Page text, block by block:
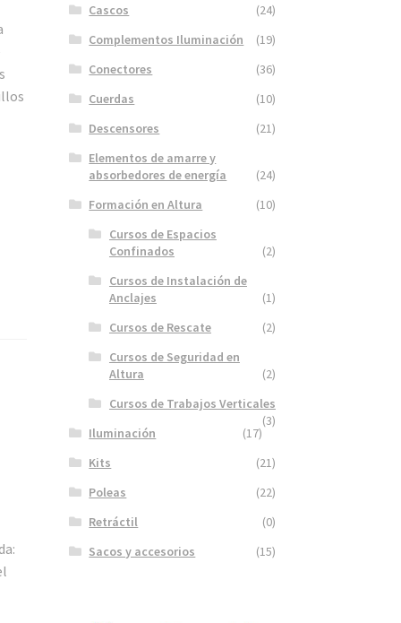
Cascos
(24)
Complementos Iluminación
(19)
Conectores
(36)
Cuerdas
(10)
Descensores
(21)
Elementos de amarre y
absorbedores de energía
(24)
Formación en Altura
(10)
Cursos de Espacios
Confinados
(2)
Cursos de Instalación de
Anclajes
(1)
Cursos de Rescate
(2)
Cursos de Seguridad en
Altura
(2)
Cursos de Trabajos Verticales
(3)
Iluminación
(17)
Kits
(21)
Poleas
(22)
Retráctil
(0)
Sacos y accesorios
(15)